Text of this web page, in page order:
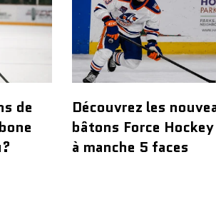
de
Découvrez les
bâtons Force Hockey
à manche 5 faces